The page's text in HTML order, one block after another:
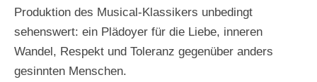
Produktion des Musical-Klassikers unbedingt
sehenswert: ein Plädoyer für die Liebe, inneren
Wandel, Respekt und Toleranz gegenüber anders
gesinnten Menschen.